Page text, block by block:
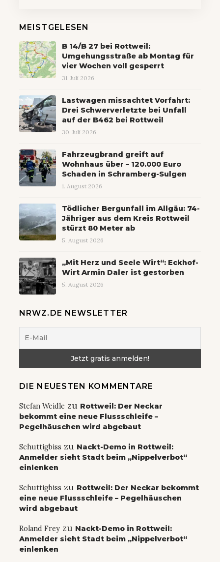
MEISTGELESEN
B 14/B 27 bei Rottweil:
Umgehungsstraße ab Montag für
vier Wochen voll gesperrt
31. Juli 2026
Lastwagen missachtet Vorfahrt:
Drei Schwerverletzte bei Unfall
auf der B462 bei Rottweil
30. Juli 2026
Fahrzeugbrand greift auf
Wohnhaus über – 120.000 Euro
Schaden in Schramberg-Sulgen
1. August 2026
Tödlicher Bergunfall im Allgäu: 74-
Jähriger aus dem Kreis Rottweil
stürzt 80 Meter ab
5. August 2026
„Mit Herz und Seele Wirt“: Eckhof-
Wirt Armin Daler ist gestorben
5. August 2026
NRWZ.DE NEWSLETTER
DIE NEUESTEN KOMMENTARE
Stefan Weidle zu Rottweil: Der Neckar
bekommt eine neue Flussschleife –
Pegelhäuschen wird abgebaut
Schuttigbiss zu Nackt-Demo in Rottweil:
Anmelder sieht Stadt beim „Nippelverbot“
einlenken
Schuttigbiss zu Rottweil: Der Neckar bekommt
eine neue Flussschleife – Pegelhäuschen
wird abgebaut
Roland Frey zu Nackt-Demo in Rottweil:
Anmelder sieht Stadt beim „Nippelverbot“
einlenken